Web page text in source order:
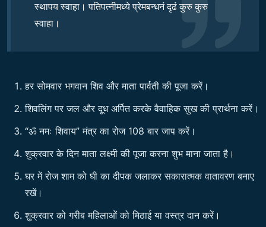
स्थापय स्वाहा। पतिपत्नीमध्ये प्रेमबन्धनं दृढं कुरु कुरु
स्वाहा।
हर सोमवार भगवान शिव और माता पार्वती की पूजा करें।
शिवलिंग पर जल और दूध अर्पित करके वैवाहिक सुख की प्रार्थना करें।
“ॐ नमः शिवाय” मंत्र का रोज 108 बार जाप करें।
शुक्रवार के दिन माता लक्ष्मी की पूजा करना शुभ माना जाता है।
घर में रोज शाम को घी का दीपक जलाकर सकारात्मक वातावरण बनाए
रखें।
शुक्रवार को गरीब महिलाओं को मिठाई या वस्त्र दान करें।